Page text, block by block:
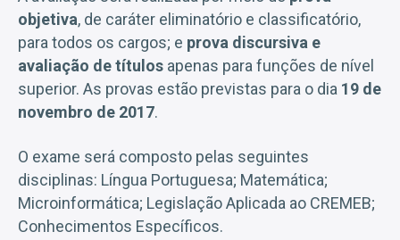
objetiva, de caráter eliminatório e classificatório,
para todos os cargos; e prova discursiva e
avaliação de títulos apenas para funções de nível
superior. As provas estão previstas para o dia 19 de
novembro de 2017.
O exame será composto pelas seguintes
disciplinas: Língua Portuguesa; Matemática;
Microinformática; Legislação Aplicada ao CREMEB;
Conhecimentos Específicos.